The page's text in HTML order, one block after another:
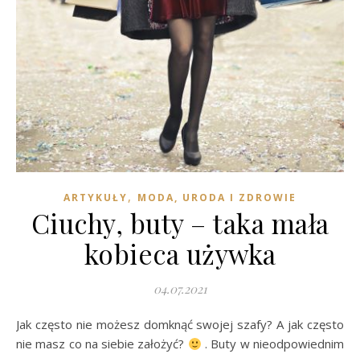
ARTYKUŁY, MODA, URODA I ZDROWIE
Ciuchy, buty – taka mała
kobieca używka
04.07.2021
Jak często nie możesz domknąć swojej szafy? A jak często
nie masz co na siebie założyć?
. Buty w nieodpowiednim